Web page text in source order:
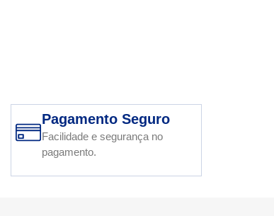
Pagamento Seguro
Facilidade e segurança no
pagamento.